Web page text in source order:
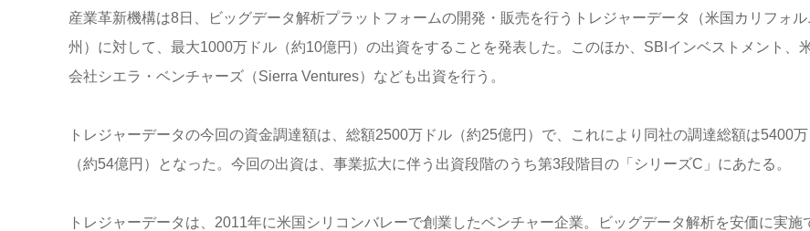
産業革新機構は8日、ビッグデータ解析プラットフォームの開発・販売を行うトレジャーデータ（米国カリフォル
州）に対して、最大1000万ドル（約10億円）の出資をすることを発表した。このほか、SBIインベストメント、
会社シエラ・ベンチャーズ（Sierra Ventures）なども出資を行う。
トレジャーデータの今回の資金調達額は、総額2500万ドル（約25億円）で、これにより同社の調達総額は5400
（約54億円）となった。今回の出資は、事業拡大に伴う出資段階のうち第3段階目の「シリーズC」にあたる。
トレジャーデータは、2011年に米国シリコンバレーで創業したベンチャー企業。ビッグデータ解析を安価に実施